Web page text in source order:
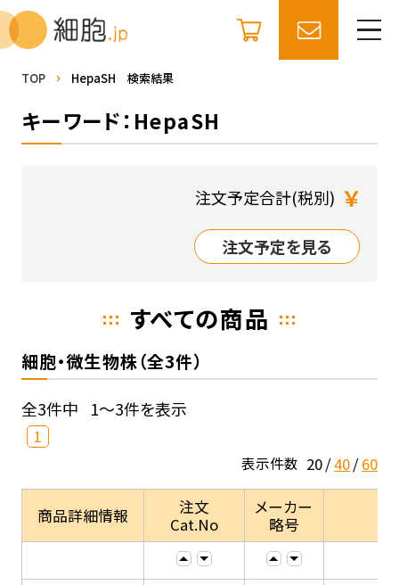
TOP HepaSH 検索結果
キーワード：HepaSH
注文予定合計(税別) ￥
注文予定を見る
すべての商品
細胞・微生物株（全3件）
全3件中 1～3件を表示
1
表示件数 20 40 60
商品詳細情報
注文
Cat.No
メーカー
略号